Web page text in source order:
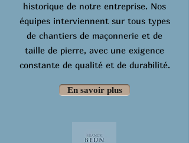
historique de notre entreprise. Nos
équipes interviennent sur tous types
de chantiers de maçonnerie et de
taille de pierre, avec une exigence
constante de qualité et de durabilité.
En savoir plus